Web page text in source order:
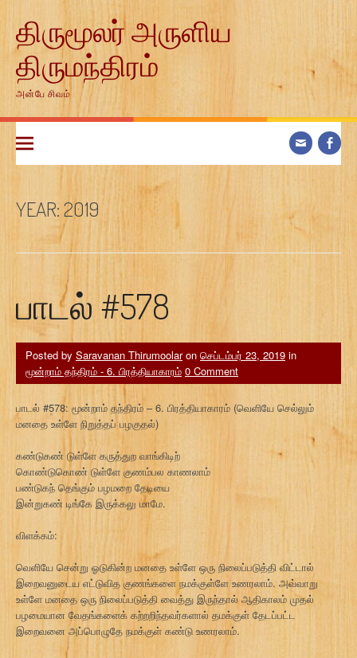
contentதிருமூலர் அருளிய
திருமந்திரம்
அன்பே சிவம்
YEAR:2019
பாடல் #578
Posted by Saravanan Thirumoolaron செப்டம்பர் 23, 2019 in
மூன்றாம் தந்திரம் - 6. பிரத்தியாகாரம் 0 Comment
பாடல் #578: மூன்றாம் தந்திரம் – 6. பிரத்தியாகாரம் (வெளியே செல்லும்
மனதை உள்ளே நிறுத்தப் பழகுதல்)
கண்டுகண் டுள்ளே கருத்துற வாங்கிடிற்
கொண்டுகொண் டுள்ளே குணம்பல காணலாம்
பண்டுகந் தெங்கும் பழமறை தேடியை
இன்றுகண் டிங்கே இருக்கலு மாமே.
விளக்கம்:
வெளியே சென்று ஓடுகின்ற மனதை உள்ளே ஒரு நிலைப்படுத்தி விட்டால்
இறைவனுடைய எட்டுவித குணங்களை நமக்குள்ளே உணரலாம். அவ்வாறு
உள்ளே மனதை ஒரு நிலைப்படுத்தி வைத்து இருந்தால் ஆதிகாலம் முதல்
பழமையான வேதங்களைக் கற்றறிந்தவர்களால் தமக்குள் தேடப்பட்ட
இறைவனை அப்பொழுதே நமக்குள் கண்டு உணரலாம்.